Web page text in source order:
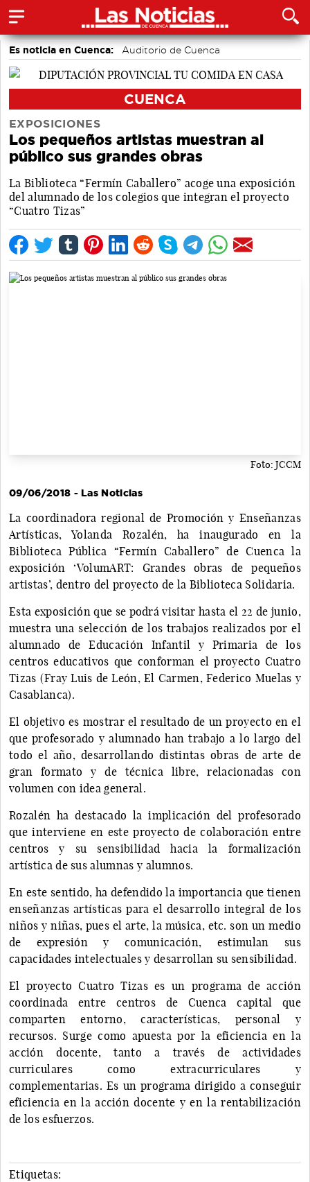
Es noticia en Cuenca: Auditorio de Cuenca
CUENCA
EXPOSICIONES
Los pequeños artistas muestran al
público sus grandes obras
La Biblioteca “Fermín Caballero” acoge una exposición
del alumnado de los colegios que integran el proyecto
“Cuatro Tizas”
Foto: JCCM
09/06/2018 - Las Noticias
La coordinadora regional de Promoción y Enseñanzas
Artísticas, Yolanda Rozalén, ha inaugurado en la
Biblioteca Pública “Fermín Caballero” de Cuenca la
exposición ‘VolumART: Grandes obras de pequeños
artistas’, dentro del proyecto de la Biblioteca Solidaria.
Esta exposición que se podrá visitar hasta el 22 de junio,
muestra una selección de los trabajos realizados por el
alumnado de Educación Infantil y Primaria de los
centros educativos que conforman el proyecto Cuatro
Tizas (Fray Luis de León, El Carmen, Federico Muelas y
Casablanca).
El objetivo es mostrar el resultado de un proyecto en el
que profesorado y alumnado han trabajo a lo largo del
todo el año, desarrollando distintas obras de arte de
gran formato y de técnica libre, relacionadas con
volumen con idea general.
Rozalén ha destacado la implicación del profesorado
que interviene en este proyecto de colaboración entre
centros y su sensibilidad hacia la formalización
artística de sus alumnas y alumnos.
En este sentido, ha defendido la importancia que tienen
enseñanzas artísticas para el desarrollo integral de los
niños y niñas, pues el arte, la música, etc. son un medio
de expresión y comunicación, estimulan sus
capacidades intelectuales y desarrollan su sensibilidad.
El proyecto Cuatro Tizas es un programa de acción
coordinada entre centros de Cuenca capital que
comparten entorno, características, personal y
recursos. Surge como apuesta por la eficiencia en la
acción docente, tanto a través de actividades
curriculares como extracurriculares y
complementarias. Es un programa dirigido a conseguir
eficiencia en la acción docente y en la rentabilización
de los esfuerzos.
Etiquetas: